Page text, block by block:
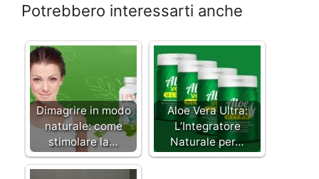
Potrebbero interessarti anche
Dimagrire in modo
naturale: come
stimolare la…
Aloe Vera Ultra:
L’Integratore
Naturale per…